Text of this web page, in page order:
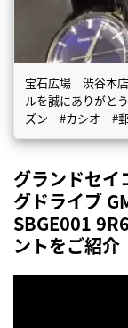
宝石広場 渋谷本
ルを誠にありがと
ズン #カシオ #郵
グランドセイ
グドライブ
SBGE001
ントをご紹介